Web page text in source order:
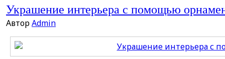
Украшение интерьера с помощью
АвторAdmin